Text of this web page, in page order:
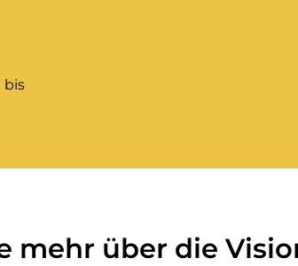
bis
mehr über die